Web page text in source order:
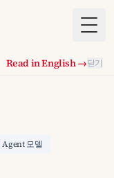
Read in English →닫기
Agent 모델